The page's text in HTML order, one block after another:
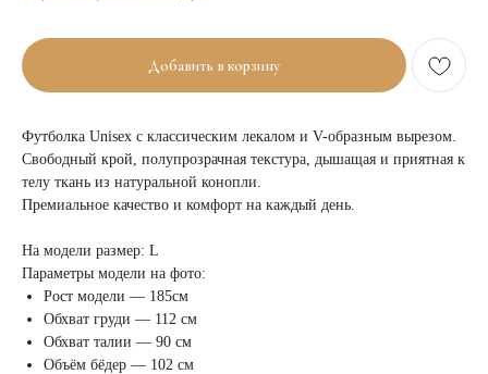
Добавить в корзину
Футболка Unisex с классическим лекалом и V-образным вырезом.
Свободный крой, полупрозрачная текстура, дышащая и приятная к
телу ткань из натуральной конопли.
Премиальное качество и комфорт на каждый день.
На модели размер: L
Параметры модели на фото:
Рост модели — 185см
Обхват груди — 112 см
Обхват талии — 90 см
Объём бёдер — 102 см